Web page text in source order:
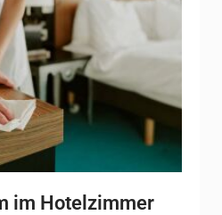
im Hotelzimmer